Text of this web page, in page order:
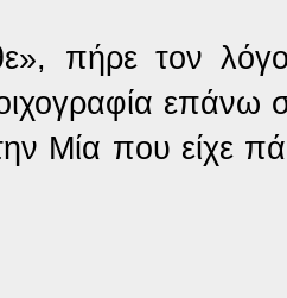
πήρε τον
επάνω
Μία που είχε